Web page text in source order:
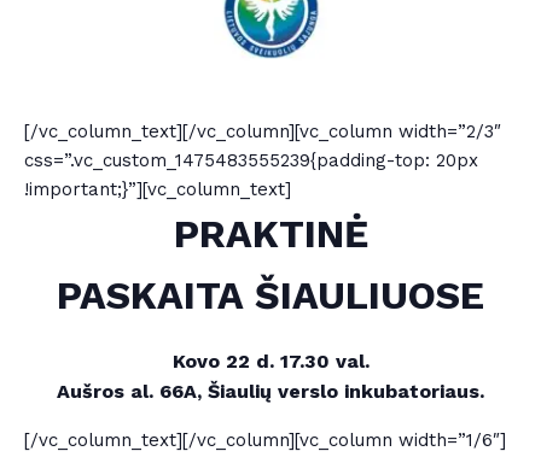
[/vc_column_text][/vc_column][vc_column width=”2/3″
css=”.vc_custom_1475483555239{padding-top: 20px
!important;}”][vc_column_text]
PRAKTINĖ
PASKAITA ŠIAULIUOSE
Kovo 22 d. 17.30 val.
Aušros al. 66A, Šiaulių verslo inkubatoriaus.
[/vc_column_text][/vc_column][vc_column width=”1/6″]